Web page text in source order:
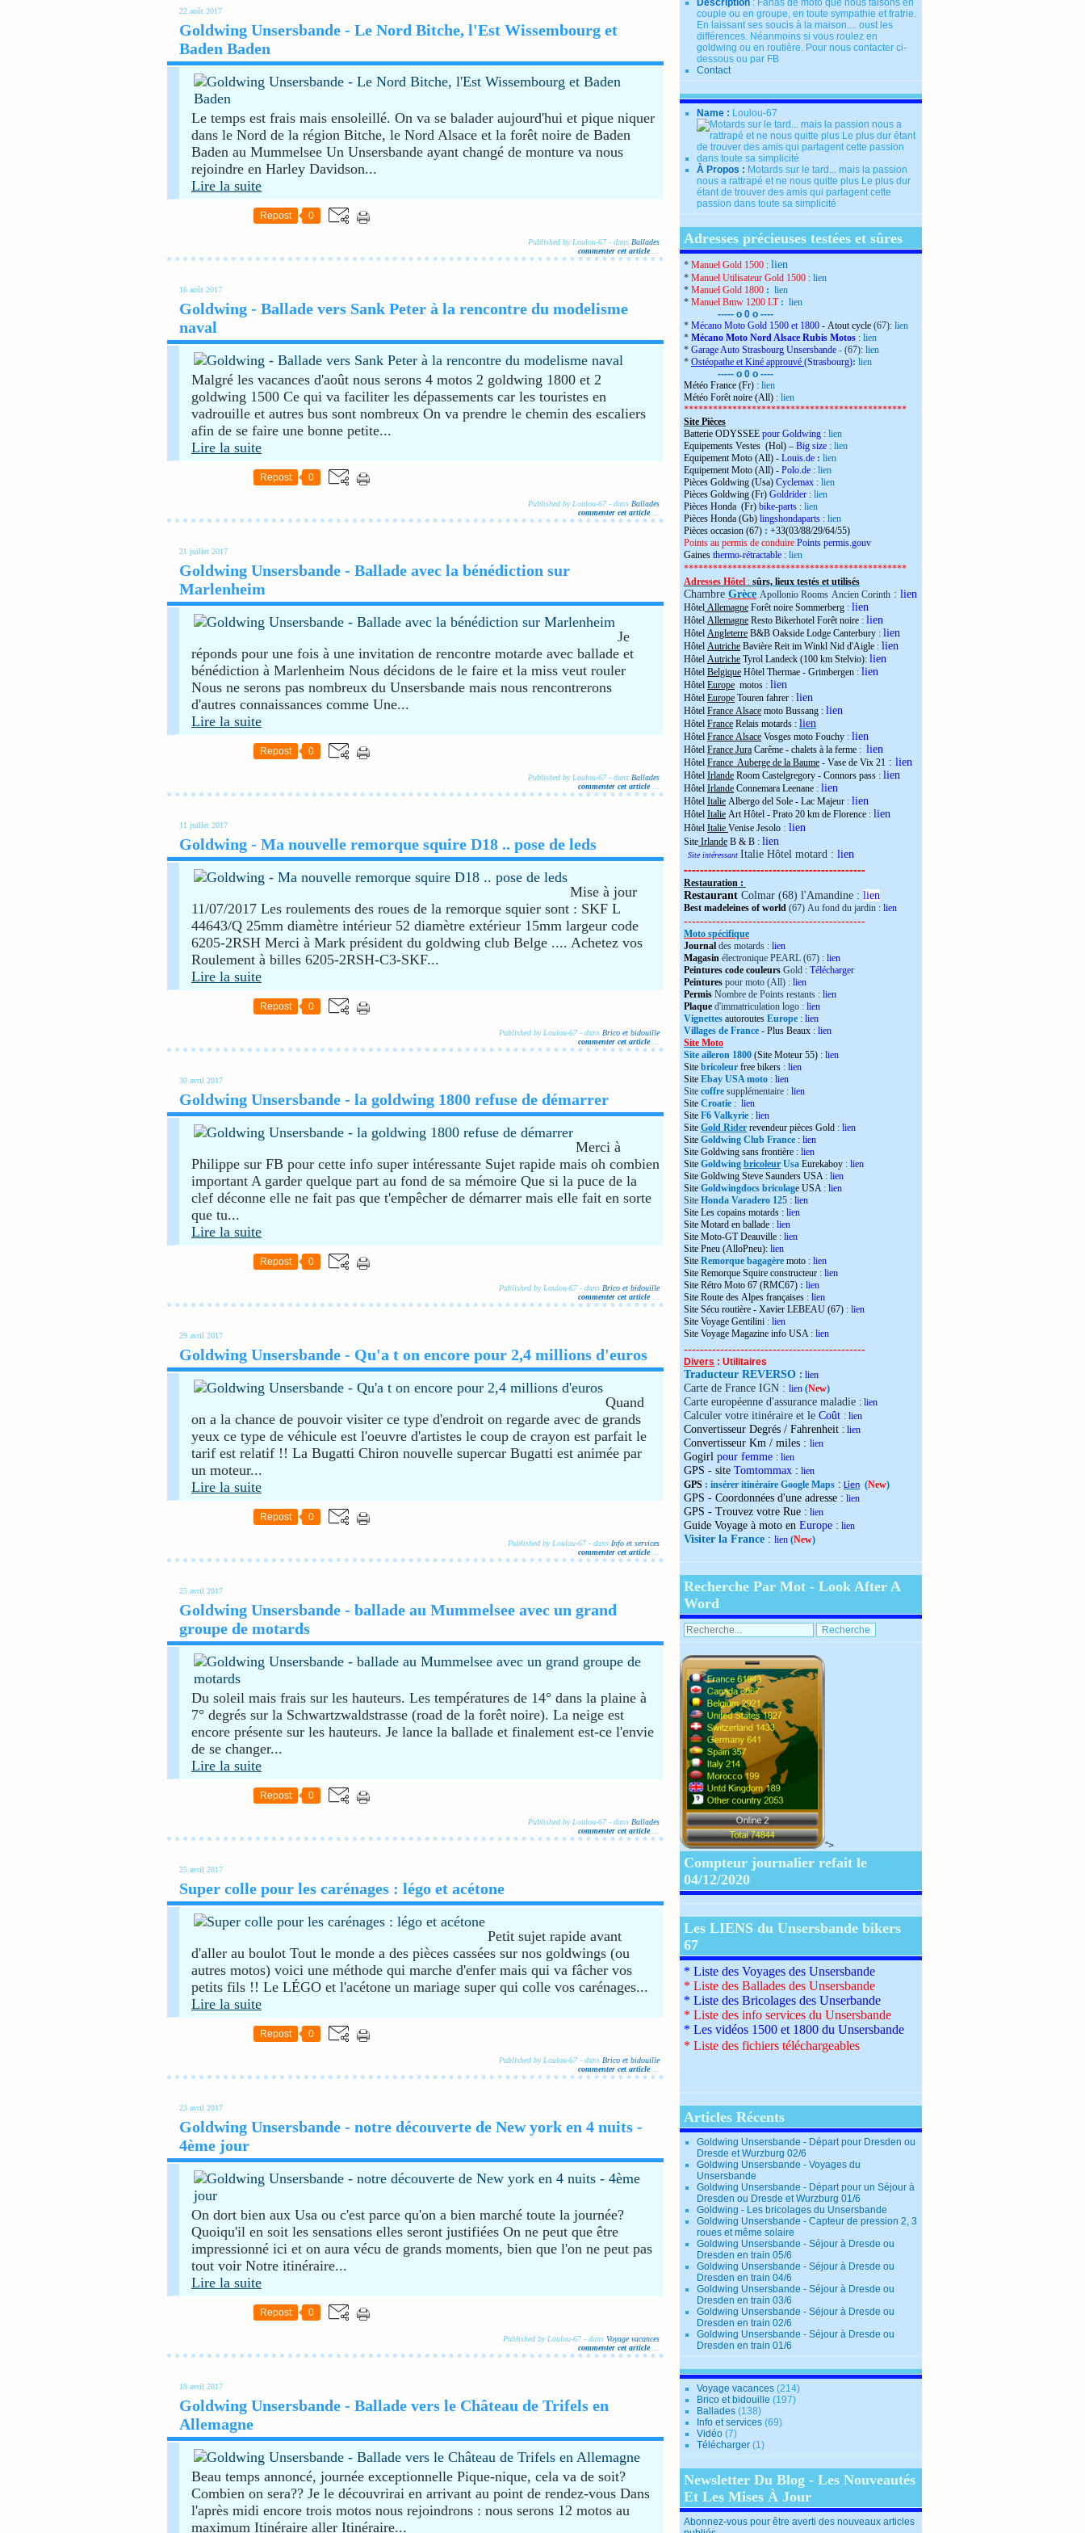
22 août 2017
Goldwing Unsersbande - Le Nord Bitche, l'Est Wissembourg et
Baden Baden
Le temps est frais mais ensoleillé. On va se balader aujourd'hui et pique niquer
dans le Nord de la région Bitche, le Nord Alsace et la forêt noire de Baden
Baden au Mummelsee Un Unsersbande ayant changé de monture va nous
rejoindre en Harley Davidson...
Lire la suite
Repost 0
Published by Loulou-67 - dans Ballades
commenter cet article
16 août 2017
Goldwing - Ballade vers Sank Peter à la rencontre du modelisme
naval
Malgré les vacances d'août nous serons 4 motos 2 goldwing 1800 et 2
goldwing 1500 Ce qui va faciliter les dépassements car les touristes en
vadrouille et autres bus sont nombreux On va prendre le chemin des escaliers
afin de se faire une bonne petite...
Lire la suite
Repost 0
Published by Loulou-67 - dans Ballades
commenter cet article
21 juillet 2017
Goldwing Unsersbande - Ballade avec la bénédiction sur
Marlenheim
Je
réponds pour une fois à une invitation de rencontre motarde avec ballade et
bénédiction à Marlenheim Nous décidons de le faire et la miss veut rouler
Nous ne serons pas nombreux du Unsersbande mais nous rencontrerons
d'autres connaissances comme Une...
Lire la suite
Repost 0
Published by Loulou-67 - dans Ballades
commenter cet article
11 juillet 2017
Goldwing - Ma nouvelle remorque squire D18 .. pose de leds
Mise à jour
11/07/2017 Les roulements des roues de la remorque squier sont : SKF L
44643/Q 25mm diamètre intérieur 52 diamètre extérieur 15mm largeur code
6205-2RSH Merci à Mark président du goldwing club Belge .... Achetez vos
Roulement à billes 6205-2RSH-C3-SKF...
Lire la suite
Repost 0
Published by Loulou-67 - dans Brico et bidouille
commenter cet article
30 avril 2017
Goldwing Unsersbande - la goldwing 1800 refuse de démarrer
Merci à
Philippe sur FB pour cette info super intéressante Sujet rapide mais oh combien
important A garder quelque part au fond de sa mémoire Que si la puce de la
clef déconne elle ne fait pas que t'empêcher de démarrer mais elle fait en sorte
que tu...
Lire la suite
Repost 0
Published by Loulou-67 - dans Brico et bidouille
commenter cet article
29 avril 2017
Goldwing Unsersbande - Qu'a t on encore pour 2,4 millions d'euros
Quand
on a la chance de pouvoir visiter ce type d'endroit on regarde avec de grands
yeux ce type de véhicule est l'oeuvre d'artistes le coup de crayon est parfait le
tarif est relatif !! La Bugatti Chiron nouvelle supercar Bugatti est animée par
un moteur...
Lire la suite
Repost 0
Published by Loulou-67 - dans Info et services
commenter cet article
25 avril 2017
Goldwing Unsersbande - ballade au Mummelsee avec un grand
groupe de motards
Du soleil mais frais sur les hauteurs. Les températures de 14° dans la plaine à
7° degrés sur la Schwartzwaldstrasse (road de la forêt noire). La neige est
encore présente sur les hauteurs. Je lance la ballade et finalement est-ce l'envie
de se changer...
Lire la suite
Repost 0
Published by Loulou-67 - dans Ballades
commenter cet article
25 avril 2017
Super colle pour les carénages : légo et acétone
Petit sujet rapide avant
d'aller au boulot Tout le monde a des pièces cassées sur nos goldwings (ou
autres motos) voici une méthode qui marche d'enfer mais qui va fâcher vos
petits fils !! Le LÉGO et l'acétone un mariage super qui colle vos carénages...
Lire la suite
Repost 0
Published by Loulou-67 - dans Brico et bidouille
commenter cet article
23 avril 2017
Goldwing Unsersbande - notre découverte de New york en 4 nuits -
4ème jour
On dort bien aux Usa ou c'est parce qu'on a bien marché toute la journée?
Quoiqu'il en soit les sensations elles seront justifiées On ne peut que être
impressionné ici et on aura vécu de grands moments, bien que l'on ne peut pas
tout voir Notre itinéraire...
Lire la suite
Repost 0
Published by Loulou-67 - dans Voyage vacances
commenter cet article
18 avril 2017
Goldwing Unsersbande - Ballade vers le Château de Trifels en
Allemagne
Beau temps annoncé, journée exceptionnelle Pique-nique, cela va de soit?
Combien on sera?? Je le découvrirai en arrivant au point de rendez-vous Dans
l'après midi encore trois motos nous rejoindrons : nous serons 12 motos au
maximum Itinéraire aller Itinéraire...
Description : Fanas de moto que nous faisons en
couple ou en groupe, en toute sympathie et fratrie.
En laissant ses soucis à la maison.... oust les
différences. Néanmoins si vous roulez en
goldwing ou en routière. Pour nous contacter ci-
dessous ou par FB
Contact
Name : Loulou-67
À Propos : Motards sur le tard... mais la passion
nous a rattrapé et ne nous quitte plus Le plus dur
étant de trouver des amis qui partagent cette
passion dans toute sa simplicité
Adresses précieuses testées et sûres
* Manuel Gold 1500 : lien
* Manuel Utilisateur Gold 1500 : lien
* Manuel Gold 1800 : lien
* Manuel Bmw 1200 LT: lien
----- o 0 o ----
* Mécano Moto Gold 1500 et 1800 - Atout cycle (67): lien
* Mécano Moto Nord Alsace Rubis Motos : lien
* Garage Auto Strasbourg Unsersbande - (67): lien
* Ostéopathe et Kiné approuvé (Strasbourg): lien
----- o 0 o ----
Météo France (Fr) : lien
Météo Forêt noire (All) : lien
**********************************************
Site Pièces
Batterie ODYSSEE pour Goldwing : lien
Equipements Vestes (Hol) – Big size : lien
Equipement Moto (All) - Louis.de : lien
Equipement Moto (All) - Polo.de : lien
Pièces Goldwing (Usa) Cyclemax : lien
Pièces Goldwing (Fr) Goldrider : lien
Pièces Honda (Fr) bike-parts : lien
Pièces Honda (Gb) lingshondaparts : lien
Pièces occasion (67) : +33(03/88/29/64/55)
Points au permis de conduire Points permis.gouv
Gaines thermo-rétractable : lien
**********************************************
Adresses Hôtel : sûrs, lieux testés et utilisés
Chambre Grèce Apollonio Rooms Ancien Corinth : lien
Hôtel Allemagne Forêt noire Sommerberg : lien
Hôtel Allemagne Resto Bikerhotel Forêt noire : lien
Hôtel Angleterre B&B Oakside Lodge Canterbury : lien
Hôtel Autriche Bavière Reit im Winkl Nid d'Aigle : lien
Hôtel Autriche Tyrol Landeck (100 km Stelvio): lien
Hôtel Belgique Hôtel Thermae - Grimbergen : lien
Hôtel Europe motos : lien
Hôtel Europe Touren fahrer : lien
Hôtel France Alsace moto Bussang : lien
Hôtel France Relais motards : lien
Hôtel France Alsace Vosges moto Fouchy : lien
Hôtel France Jura Carême - chalets à la ferme : lien
Hôtel France Auberge de la Baume - Vase de Vix 21 : lien
Hôtel Irlande Room Castelgregory - Connors pass : lien
Hôtel Irlande Connemara Leenane : lien
Hôtel Italie Albergo del Sole - Lac Majeur : lien
Hôtel Italie Art Hôtel - Prato 20 km de Florence : lien
Hôtel Italie Venise Jesolo : lien
Site Irlande B & B : lien
Site intéressant Italie Hôtel motard : lien
---------------------------------------------
Restauration :
Restaurant Colmar (68) l'Amandine : lien
Best madeleines of world (67) Au fond du jardin : lien
---------------------------------------------
Moto spécifique
Journal des motards : lien
Magasin électronique PEARL (67) : lien
Peintures code couleurs Gold : Télécharger
Peintures pour moto (All) : lien
Permis Nombre de Points restants : lien
Plaque d'immatriculation logo : lien
Vignettes autoroutes Europe : lien
Villages de France - Plus Beaux : lien
Site Moto
Site aileron 1800 (Site Moteur 55) : lien
Site bricoleur free bikers : lien
Site Ebay USA moto : lien
Site coffre supplémentaire : lien
Site Croatie : lien
Site F6 Valkyrie : lien
Site Gold Rider revendeur pièces Gold : lien
Site Goldwing Club France : lien
Site Goldwing sans frontière : lien
Site Goldwing bricoleur Usa Eurekaboy : lien
Site Goldwing Steve Saunders USA : lien
Site Goldwingdocs bricolage USA : lien
Site Honda Varadero 125 : lien
Site Les copains motards : lien
Site Motard en ballade : lien
Site Moto-GT Deauville : lien
Site Pneu (AlloPneu): lien
Site Remorque bagagère moto : lien
Site Remorque Squire constructeur : lien
Site Rétro Moto 67 (RMC67) : lien
Site Route des Alpes françaises : lien
Site Sécu routière - Xavier LEBEAU (67) : lien
Site Voyage Gentilini : lien
Site Voyage Magazine info USA: lien
---------------------------------------------
Divers : Utilitaires
Traducteur REVERSO : lien
Carte de France IGN : lien (New)
Carte européenne d'assurance maladie : lien
Calculer votre itinéraire et le Coût : lien
Convertisseur Degrés / Fahrenheit : lien
Convertisseur Km / miles : lien
Gogirl pour femme : lien
GPS - site Tomtommax : lien
GPS : insérer itinéraire Google Maps : Lien (New)
GPS - Coordonnées d'une adresse : lien
GPS - Trouvez votre Rue : lien
Guide Voyage à moto en Europe : lien
Visiter la France : lien (New)
Recherche Par Mot - Look After A
Word
">
Compteur journalier refait le
04/12/2020
Les LIENS du Unsersbande bikers
67
* Liste des Voyages des Unsersbande
* Liste des Ballades des Unsersbande
* Liste des Bricolages des Unserbande
* Liste des info services du Unsersbande
* Les vidéos 1500 et 1800 du Unsersbande
* Liste des fichiers téléchargeables
Articles Récents
Goldwing Unsersbande - Départ pour Dresden ou
Dresde et Wurzburg 02/6
Goldwing Unsersbande - Voyages du
Unsersbande
Goldwing Unsersbande - Départ pour un Séjour à
Dresden ou Dresde et Wurzburg 01/6
Goldwing - Les bricolages du Unsersbande
Goldwing Unsersbande - Capteur de pression 2, 3
roues et même solaire
Goldwing Unsersbande - Séjour à Dresde ou
Dresden en train 05/6
Goldwing Unsersbande - Séjour à Dresde ou
Dresden en train 04/6
Goldwing Unsersbande - Séjour à Dresde ou
Dresden en train 03/6
Goldwing Unsersbande - Séjour à Dresde ou
Dresden en train 02/6
Goldwing Unsersbande - Séjour à Dresde ou
Dresden en train 01/6
Voyage vacances (214)
Brico et bidouille (197)
Ballades (138)
Info et services (69)
Vidéo (7)
Télécharger (1)
Newsletter Du Blog - Les Nouveautés
Et Les Mises À Jour
Abonnez-vous pour être averti des nouveaux articles